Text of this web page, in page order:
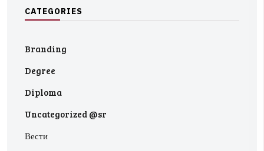
CATEGORIES
Branding
Degree
Diploma
Uncategorized @sr
Вести